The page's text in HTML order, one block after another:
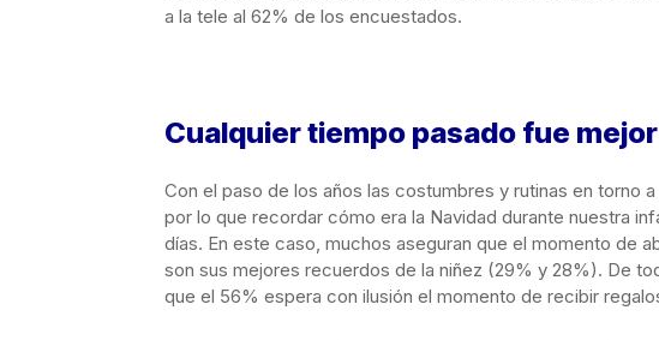
a la tele al 62% de los encuestados.
Cualquier tiempo pasado fue mejor
Con el paso de los años las costumbres y rutinas en torno
por lo que recordar cómo era la Navidad durante nuestra
días. En este caso, muchos aseguran que el momento de
son sus mejores recuerdos de la niñez (29% y 28%). De
que el 56% espera con ilusión el momento de recibir